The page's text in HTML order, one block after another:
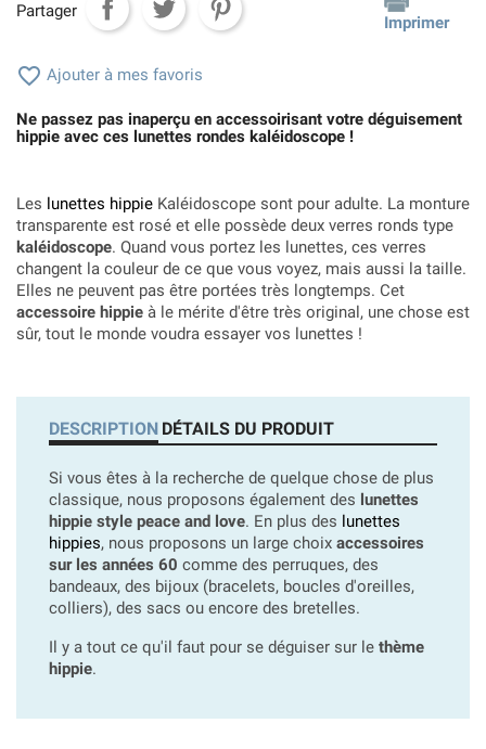
Partager
Imprimer
 Ajouter à mes favoris
Ne passez pas inaperçu en accessoirisant votre déguisement
hippie avec ces lunettes rondes kaléidoscope !
Les lunettes hippie Kaléidoscope sont pour adulte. La monture
transparente est rosé et elle possède deux verres ronds type
kaléidoscope. Quand vous portez les lunettes, ces verres
changent la couleur de ce que vous voyez, mais aussi la taille.
Elles ne peuvent pas être portées très longtemps. Cet
accessoire hippie à le mérite d'être très original, une chose est
sûr, tout le monde voudra essayer vos lunettes !
DESCRIPTION DÉTAILS DU PRODUIT
Si vous êtes à la recherche de quelque chose de plus
classique, nous proposons également des lunettes
hippie style peace and love. En plus des lunettes
hippies, nous proposons un large choix accessoires
sur les années 60 comme des perruques, des
bandeaux, des bijoux (bracelets, boucles d'oreilles,
colliers), des sacs ou encore des bretelles.
Il y a tout ce qu'il faut pour se déguiser sur le thème
hippie.